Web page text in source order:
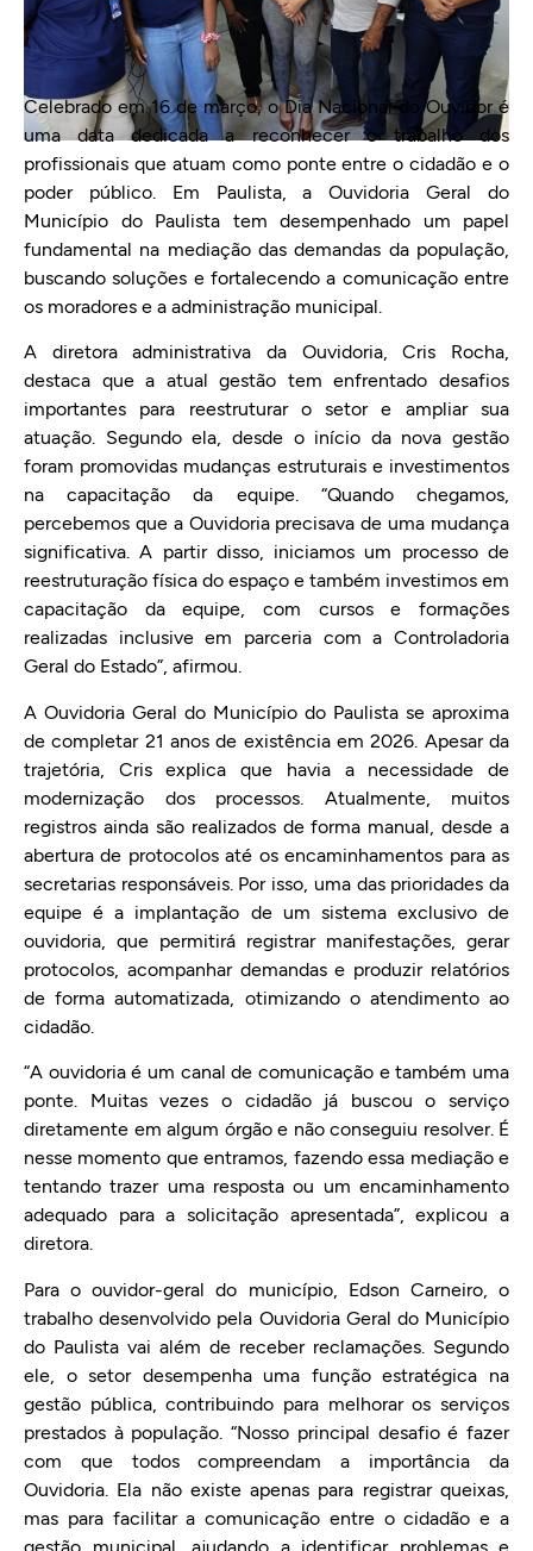
Celebrado em 16 de março, o Dia Nacional do Ouvidor é
uma data dedicada a reconhecer o trabalho dos
profissionais que atuam como ponte entre o cidadão e o
poder público. Em Paulista, a Ouvidoria Geral do
Município do Paulista tem desempenhado um papel
fundamental na mediação das demandas da população,
buscando soluções e fortalecendo a comunicação entre
os moradores e a administração municipal.
A diretora administrativa da Ouvidoria, Cris Rocha,
destaca que a atual gestão tem enfrentado desafios
importantes para reestruturar o setor e ampliar sua
atuação. Segundo ela, desde o início da nova gestão
foram promovidas mudanças estruturais e investimentos
na capacitação da equipe. “Quando chegamos,
percebemos que a Ouvidoria precisava de uma mudança
significativa. A partir disso, iniciamos um processo de
reestruturação física do espaço e também investimos em
capacitação da equipe, com cursos e formações
realizadas inclusive em parceria com a Controladoria
Geral do Estado”, afirmou.
A Ouvidoria Geral do Município do Paulista se aproxima
de completar 21 anos de existência em 2026. Apesar da
trajetória, Cris explica que havia a necessidade de
modernização dos processos. Atualmente, muitos
registros ainda são realizados de forma manual, desde a
abertura de protocolos até os encaminhamentos para as
secretarias responsáveis. Por isso, uma das prioridades da
equipe é a implantação de um sistema exclusivo de
ouvidoria, que permitirá registrar manifestações, gerar
protocolos, acompanhar demandas e produzir relatórios
de forma automatizada, otimizando o atendimento ao
cidadão.
“A ouvidoria é um canal de comunicação e também uma
ponte. Muitas vezes o cidadão já buscou o serviço
diretamente em algum órgão e não conseguiu resolver. É
nesse momento que entramos, fazendo essa mediação e
tentando trazer uma resposta ou um encaminhamento
adequado para a solicitação apresentada”, explicou a
diretora.
Para o ouvidor-geral do município, Edson Carneiro, o
trabalho desenvolvido pela Ouvidoria Geral do Município
do Paulista vai além de receber reclamações. Segundo
ele, o setor desempenha uma função estratégica na
gestão pública, contribuindo para melhorar os serviços
prestados à população. “Nosso principal desafio é fazer
com que todos compreendam a importância da
Ouvidoria. Ela não existe apenas para registrar queixas,
mas para facilitar a comunicação entre o cidadão e a
gestão municipal, ajudando a identificar problemas e